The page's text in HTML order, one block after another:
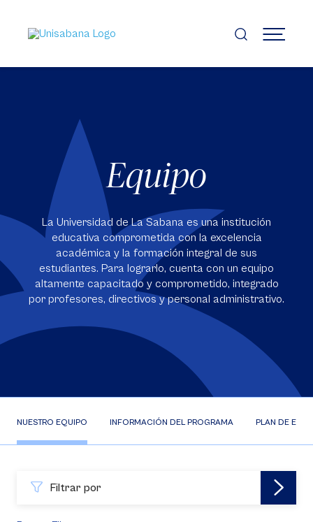
contenido
principal
MENÚ
Equipo
La Universidad de La Sabana es una institución
educativa comprometida con la excelencia
académica y la formación integral de sus
estudiantes. Para lograrlo, cuenta con un equipo
altamente capacitado y comprometido, integrado
por profesores, directivos y personal administrativo.
NUESTRO EQUIPO INFORMACIÓN DEL PROGRAMA PLAN DE
Filtrar por